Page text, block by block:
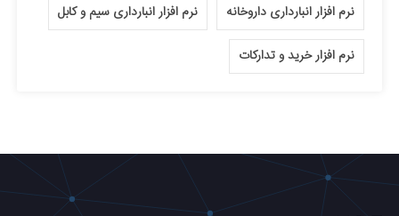
نرم افزار انبارداری داروخانه نرم افزار انبارداری سیم و کابل
نرم افزار خرید و تدارکات